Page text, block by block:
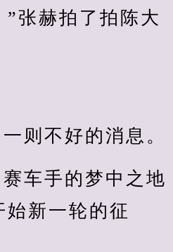
张赫拍了拍陈大
则不好的消息。
赛车手的梦中之地
始新一轮的征